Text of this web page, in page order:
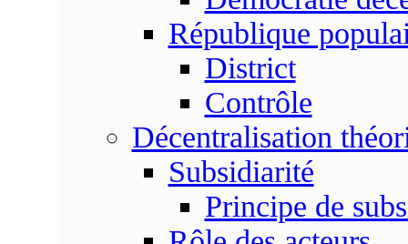
République
District
Contrôle
Décentralisation
Subsidiarité
Principe de